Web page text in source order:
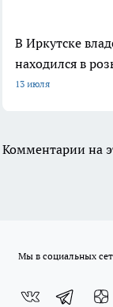
В Иркутске
находился в
13 июля
Комментарии на
Мы в социальных